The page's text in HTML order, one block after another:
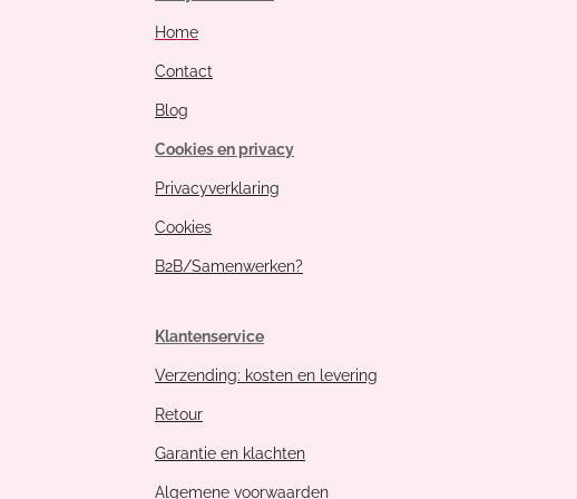
Home
Contact
Blog
Cookies en privacy
Privacyverklaring
Cookies
B2B/Samenwerken?
Klantenservice
Verzending: kosten en levering
Retour
Garantie en klachten
Algemene voorwaarden